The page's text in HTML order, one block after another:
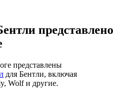
представлено
представлены
для Бентли, включая
Wolf и другие.